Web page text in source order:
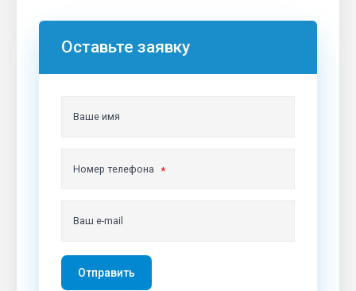
Оставьте заявку
Ваше имя
Номер телефона
Ваш e-mail
Отправить